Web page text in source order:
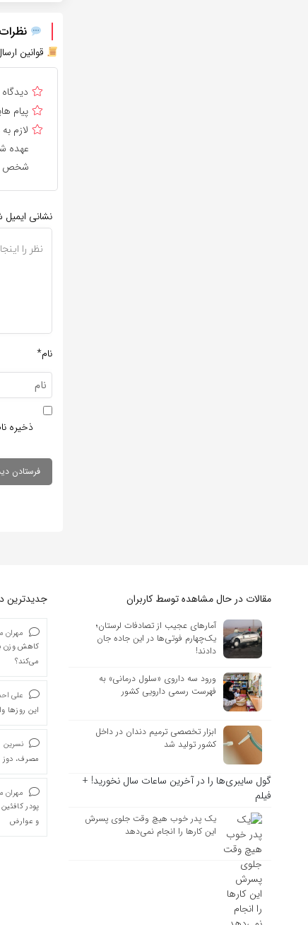
قوانین
پیام
لازم
عهده
شخص
نشانی
نام*
ذخیره
مقالات در حال مشاهده توسط کاربران
آمارهای عجیب از تصادفات لرستان؛
یک‌چهارم فوتی‌ها در این جاده جان
دادند!
ورود سه داروی «سلول درمانی» به
فهرست رسمی دارویی کشور
ابزار تخصصی ترمیم دندان در داخل
کشور تولید شد
گول سایبری‌ها را در آخرین ساعات سال نخورید! +
فیلم
یک پدر خوب هیچ وقت جلوی پسرش
این کارها را انجام نمی‌دهد
جدیدترین
مهران
کاهش وزن
می‌کند؟
علی
این روزها
نسرین
مصرف،
مهران
پودر
و عوارض